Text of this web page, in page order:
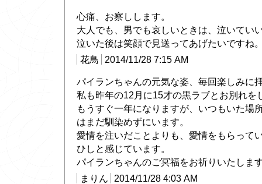
心痛、お察しします。
大人でも、男でも哀しいときは、泣いてい
泣いた後は笑顔で見送ってあげたいですね
花鳥
2014/11/28 7:15 AM
パイランちゃんの元気な姿、毎回楽しみに
私も昨年の12月に15才の黒ラブとお別れを
もうすぐ一年になりますが、いつもいた場
はまだ馴染めずにいます。
愛情を注いだことよりも、愛情をもらって
ひしと感じています。
パイランちゃんのご冥福をお祈りいたしま
まりん
2014/11/28 4:03 AM